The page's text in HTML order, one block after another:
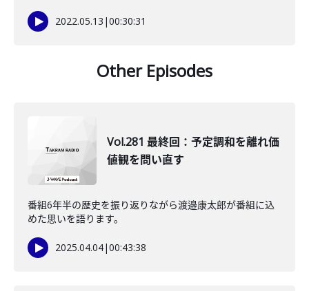
2022.05.13 |00:30:31
Other Episodes
Vol.281 最終回：予定調和を離れ価
値観を問い直す
番組6年半の歴史を振り返りながら渡邉康太郎が番組に込
めた思いを語ります。
2025.04.04|00:43:38